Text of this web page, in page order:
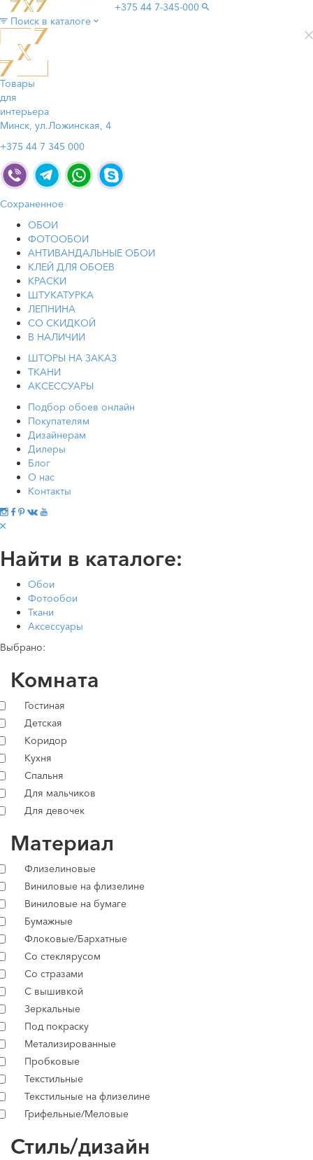
+375 44 7-345-000
Поиск в каталоге
Товары
для
интерьера
Минск, ул.Ложинская, 4
+375 44 7 345 000
Сохраненное
ОБОИ
ФОТООБОИ
АНТИВАНДАЛЬНЫЕ ОБОИ
КЛЕЙ ДЛЯ ОБОЕВ
КРАСКИ
ШТУКАТУРКА
ЛЕПНИНА
СО СКИДКОЙ
В НАЛИЧИИ
ШТОРЫ НА ЗАКАЗ
ТКАНИ
АКСЕССУАРЫ
Подбор обоев онлайн
Покупателям
Дизайнерам
Дилеры
Блог
О нас
Контакты
Найти в каталоге:
Обои
Фотообои
Ткани
Аксессуары
Выбрано:
Комната
Гостиная
Детская
Коридор
Кухня
Спальня
Для мальчиков
Для девочек
Материал
Флизелиновые
Виниловые на флизелине
Виниловые на бумаге
Бумажные
Флоковые/Бархатные
Со стеклярусом
Со стразами
С вышивкой
Зеркальные
Под покраску
Метализированные
Пробковые
Текстильные
Текстильные на флизелине
Грифельные/Меловые
Стиль/дизайн